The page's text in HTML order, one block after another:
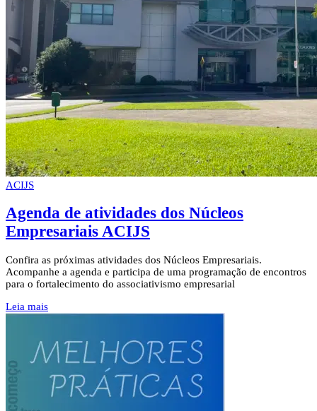
ACIJS
Agenda de atividades dos Núcleos
Empresariais ACIJS
Confira as próximas atividades dos Núcleos Empresariais.
Acompanhe a agenda e participa de uma programação de encontros
para o fortalecimento do associativismo empresarial
Leia mais